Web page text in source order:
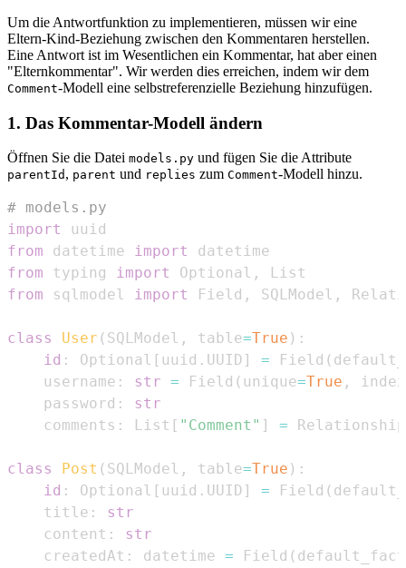
Um die Antwortfunktion zu implementieren, müssen wir eine
Eltern-Kind-Beziehung zwischen den Kommentaren herstellen.
Eine Antwort ist im Wesentlichen ein Kommentar, hat aber einen
"Elternkommentar". Wir werden dies erreichen, indem wir dem
Comment-Modell eine selbstreferenzielle Beziehung hinzufügen.
1. Das Kommentar-Modell ändern
Öffnen Sie die Datei models.py und fügen Sie die Attribute
parentId , parent und replies zum Comment-Modell hinzu.
# models.py
import
from datetime import
from typing import Optional ,
from sqlmodel import Field , SQLModel ,
class User ( SQLModel , table=True ) :
id : Optional [ uuid . UUID ] = Field (
    username
: str = Field ( unique=True ,
index
    password
:
str
    comments
: List [ "Comment" ] = Relationship
class Post ( SQLModel , table=True ) :
id : Optional [ uuid . UUID ] = Field (
    title
:
str
    content
:
str
    createdAt
: datetime = Field (